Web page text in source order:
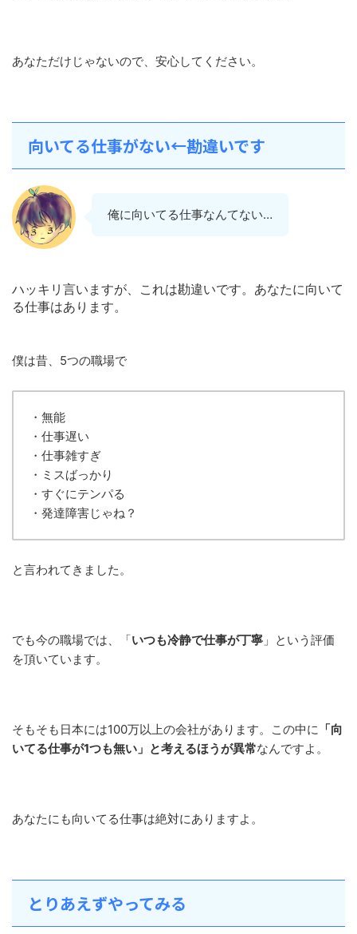
あなただけじゃないので、安心してください。
向いてる仕事がない←勘違いです
俺に向いてる仕事なんてない…
ハッキリ言いますが、これは勘違いです。あなたに向いて
る仕事はあります。
僕は昔、5つの職場で
・無能
・仕事遅い
・仕事雑すぎ
・ミスばっかり
・すぐにテンパる
・発達障害じゃね？
と言われてきました。
でも今の職場では、「いつも冷静で仕事が丁寧 」という評価
を頂いています。
そもそも日本には100万以上の会社があります。この中に 「向
いてる仕事が1つも無い」と考えるほうが異常なんですよ。
あなたにも向いてる仕事は絶対にありますよ。
とりあえずやってみる